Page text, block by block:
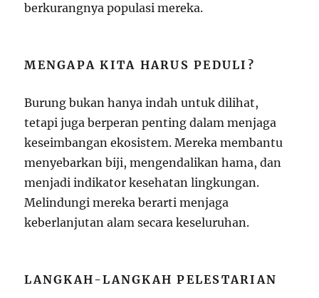
berkurangnya populasi mereka.
MENGAPA KITA HARUS PEDULI?
Burung bukan hanya indah untuk dilihat,
tetapi juga berperan penting dalam menjaga
keseimbangan ekosistem. Mereka membantu
menyebarkan biji, mengendalikan hama, dan
menjadi indikator kesehatan lingkungan.
Melindungi mereka berarti menjaga
keberlanjutan alam secara keseluruhan.
LANGKAH-LANGKAH PELESTARIAN